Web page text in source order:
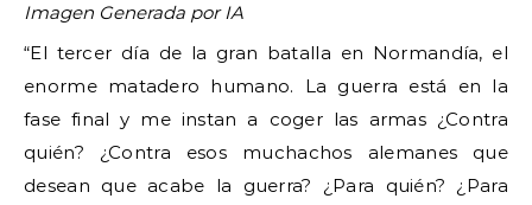
Imagen Generada por IA
“El tercer día de la gran batalla en Normandía, el
enorme matadero humano. La guerra está en la
fase final y me instan a coger las armas ¿Contra
quién? ¿Contra esos muchachos alemanes que
desean que acabe la guerra? ¿Para quién? ¿Para